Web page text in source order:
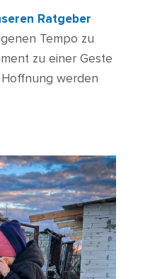
Ratgeber
Tempo zu
zu einer Geste
werden